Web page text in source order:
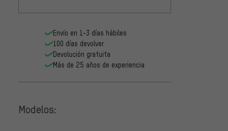
Envío en 1-3 días hábiles
100 días devolver
Devolución gratuita
Más de 25 años de experiencia
Modelos: